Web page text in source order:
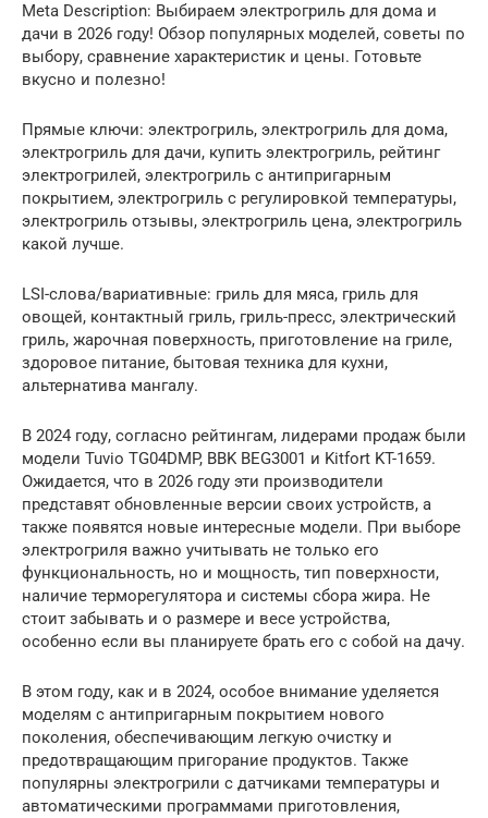
Meta Description: Выбираем электрогриль для дома и
дачи в 2026 году! Обзор популярных моделей, советы по
выбору, сравнение характеристик и цены. Готовьте
вкусно и полезно!
Прямые ключи: электрогриль, электрогриль для дома,
электрогриль для дачи, купить электрогриль, рейтинг
электрогрилей, электрогриль с антипригарным
покрытием, электрогриль с регулировкой температуры,
электрогриль отзывы, электрогриль цена, электрогриль
какой лучше.
LSI-слова/вариативные: гриль для мяса, гриль для
овощей, контактный гриль, гриль-пресс, электрический
гриль, жарочная поверхность, приготовление на гриле,
здоровое питание, бытовая техника для кухни,
альтернатива мангалу.
В 2024 году, согласно рейтингам, лидерами продаж были
модели Tuvio TG04DMP, BBK BEG3001 и Kitfort KT-1659.
Ожидается, что в 2026 году эти производители
представят обновленные версии своих устройств, а
также появятся новые интересные модели. При выборе
электрогриля важно учитывать не только его
функциональность, но и мощность, тип поверхности,
наличие терморегулятора и системы сбора жира. Не
стоит забывать и о размере и весе устройства,
особенно если вы планируете брать его с собой на дачу.
В этом году, как и в 2024, особое внимание уделяется
моделям с антипригарным покрытием нового
поколения, обеспечивающим легкую очистку и
предотвращающим пригорание продуктов. Также
популярны электрогрили с датчиками температуры и
автоматическими программами приготовления,